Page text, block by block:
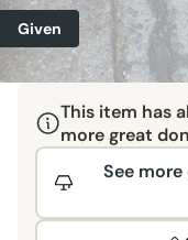
Given
This item has
more great
See